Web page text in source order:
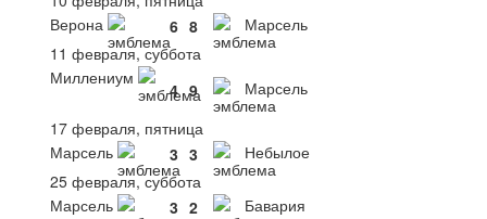
Верона
6 8
Марсель
11 февраля, суббота
Миллениум
4 9
Марсель
17 февраля, пятница
Марсель
3 3
Небылое
25 февраля, суббота
Марсель
3 2
Бавария